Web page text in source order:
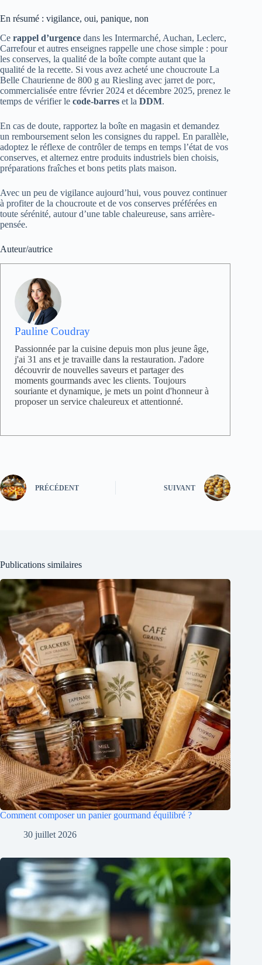
En résumé : vigilance, oui, panique, non
Ce rappel d’urgence dans les Intermarché, Auchan, Leclerc,
Carrefour et autres enseignes rappelle une chose simple : pour
les conserves, la qualité de la boîte compte autant que la
qualité de la recette. Si vous avez acheté une choucroute La
Belle Chaurienne de 800 g au Riesling avec jarret de porc,
commercialisée entre février 2024 et décembre 2025, prenez le
temps de vérifier le code-barres et la DDM.
En cas de doute, rapportez la boîte en magasin et demandez
un remboursement selon les consignes du rappel. En parallèle,
adoptez le réflexe de contrôler de temps en temps l’état de vos
conserves, et alternez entre produits industriels bien choisis,
préparations fraîches et bons petits plats maison.
Avec un peu de vigilance aujourd’hui, vous pouvez continuer
à profiter de la choucroute et de vos conserves préférées en
toute sérénité, autour d’une table chaleureuse, sans arrière-
pensée.
Auteur/autrice
Pauline Coudray
Passionnée par la cuisine depuis mon plus jeune âge,
j'ai 31 ans et je travaille dans la restauration. J'adore
découvrir de nouvelles saveurs et partager des
moments gourmands avec les clients. Toujours
souriante et dynamique, je mets un point d'honneur à
proposer un service chaleureux et attentionné.
PRÉCÉDENT SUIVANT
Publications similaires
Comment composer un panier gourmand équilibré ?
30 juillet 2026